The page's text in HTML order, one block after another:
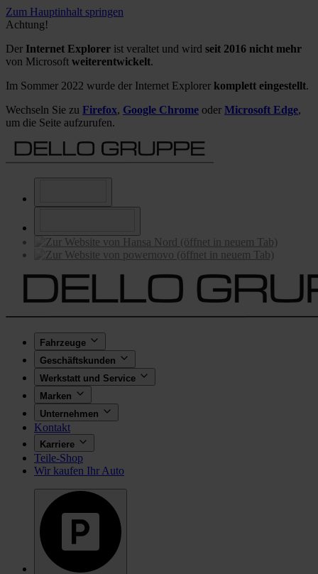
Zum Hauptinhalt springen
Achtung!
Der Internet Explorer ist veraltet und wird seit 2016 nicht mehr
von Microsoft weiterentwickelt.
Im Sommer 2022 wurde der Internet Explorer komplett eingestellt.
Wechseln Sie zu Firefox, Google Chrome oder Microsoft Edge,
um die Seite aufzurufen.
Fahrzeuge
Geschäftskunden
Werkstatt und Service
Marken
Unternehmen
Kontakt
Karriere
Teile-Shop
Wir kaufen Ihr Auto